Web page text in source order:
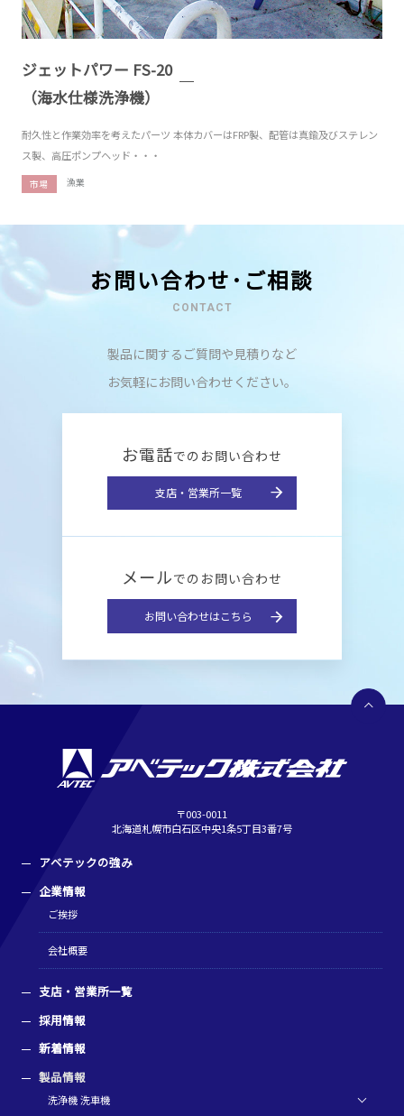
ジェットパワー FS-20
（海水仕様洗浄機）
耐久性と作業効率を考えたパーツ 本体カバーはFRP製、配管は真鍮及びステレン
ス製、高圧ポンプヘッド・・・
市場 漁業
お問い合わせ･ご相談
CONTACT
製品に関するご質問や見積りなど
お気軽にお問い合わせください。
お電話でのお問い合わせ
支店・営業所一覧
メールでのお問い合わせ
お問い合わせはこちら
〒003-0011
北海道札幌市白石区中央1条5丁目3番7号
アベテックの強み
企業情報
ご挨拶
会社概要
支店・営業所一覧
採用情報
新着情報
製品情報
洗浄機 洗車機